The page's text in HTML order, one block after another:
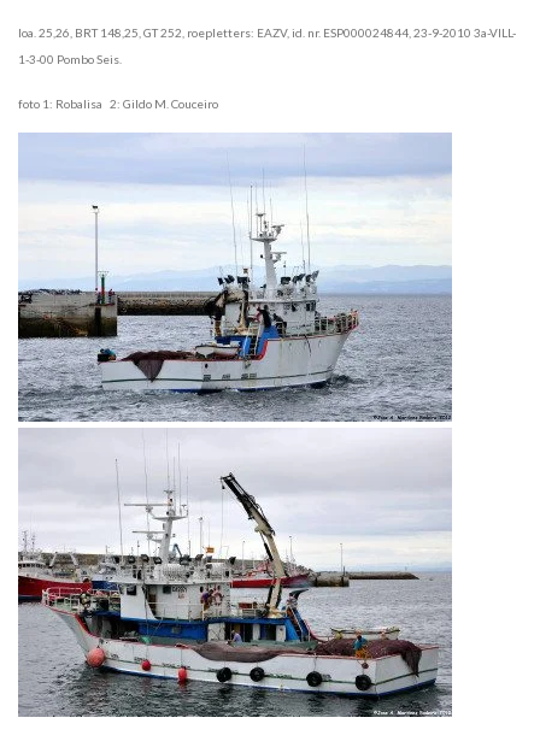
loa. 25,26, BRT 148,25, GT 252, roepletters: EAZV, id. nr. ESP000024844, 23-9-2010 3a-VILL-
1-3-00 Pombo Seis.
foto 1: Robalisa 2: Gildo M. Couceiro